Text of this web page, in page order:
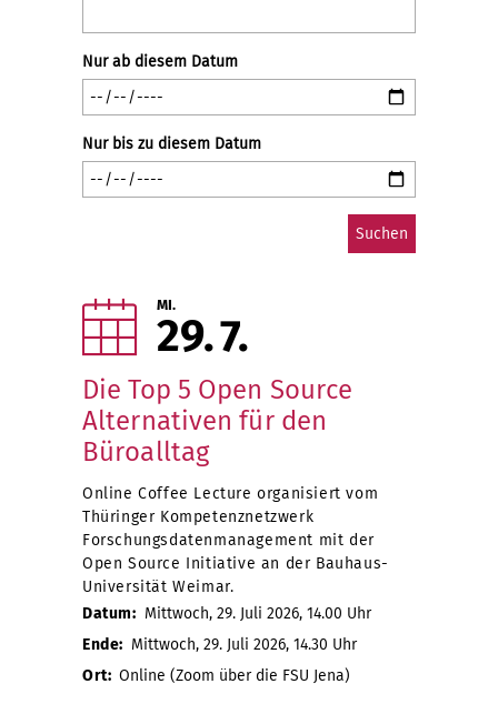
Nur ab diesem Datum
Nur bis zu diesem Datum
MI.
29 7
Die Top 5 Open Source
Alternativen für den
Büroalltag
Online Coffee Lecture organisiert vom
Thüringer Kompetenznetzwerk
Forschungsdatenmanagement mit der
Open Source Initiative an der Bauhaus-
Universität Weimar.
Datum: Mittwoch, 29. Juli 2026, 14.00 Uhr
Ende: Mittwoch, 29. Juli 2026, 14.30 Uhr
Ort: Online (Zoom über die FSU Jena)